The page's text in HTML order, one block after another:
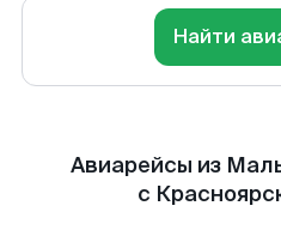
Найти
Авиарейсы из
с